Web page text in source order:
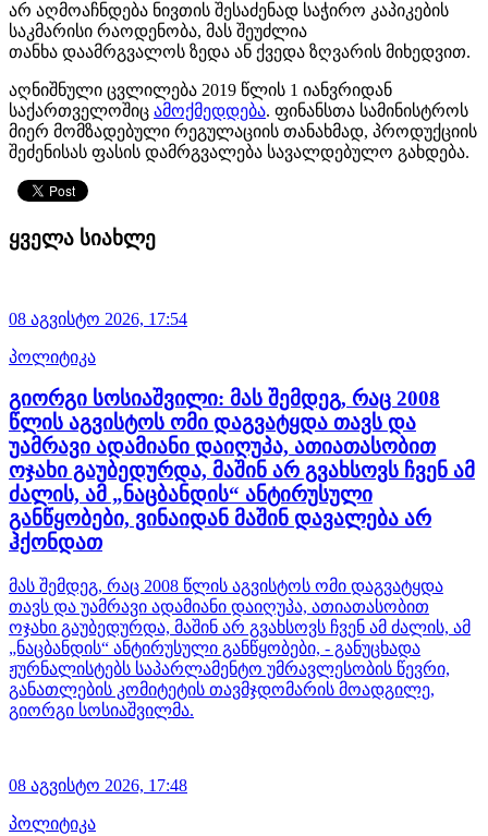
არ აღმოაჩნდება ნივთის შესაძენად საჭირო კაპიკების
საკმარისი რაოდენობა, მას შეუძლია
თანხა დაამრგვალოს ზედა ან ქვედა ზღვარის მიხედვით.
აღნიშნული ცვლილება 2019 წლის 1 იანვრიდან
საქართველოშიც ამოქმედდება. ფინანსთა სამინისტროს
მიერ მომზადებული რეგულაციის თანახმად, პროდუქციის
შეძენისას ფასის დამრგვალება სავალდებულო გახდება.
ყველა სიახლე
08 აგვისტო 2026, 17:54
პოლიტიკა
გიორგი სოსიაშვილი: მას შემდეგ, რაც 2008
წლის აგვისტოს ომი დაგვატყდა თავს და
უამრავი ადამიანი დაიღუპა, ათიათასობით
ოჯახი გაუბედურდა, მაშინ არ გვახსოვს ჩვენ ამ
ძალის, ამ „ნაცბანდის“ ანტირუსული
განწყობები, ვინაიდან მაშინ დავალება არ
ჰქონდათ
მას შემდეგ, რაც 2008 წლის აგვისტოს ომი დაგვატყდა
თავს და უამრავი ადამიანი დაიღუპა, ათიათასობით
ოჯახი გაუბედურდა, მაშინ არ გვახსოვს ჩვენ ამ ძალის, ამ
„ნაცბანდის“ ანტირუსული განწყობები, - განუცხადა
ჟურნალისტებს საპარლამენტო უმრავლესობის წევრი,
განათლების კომიტეტის თავმჯდომარის მოადგილე,
გიორგი სოსიაშვილმა.
08 აგვისტო 2026, 17:48
პოლიტიკა